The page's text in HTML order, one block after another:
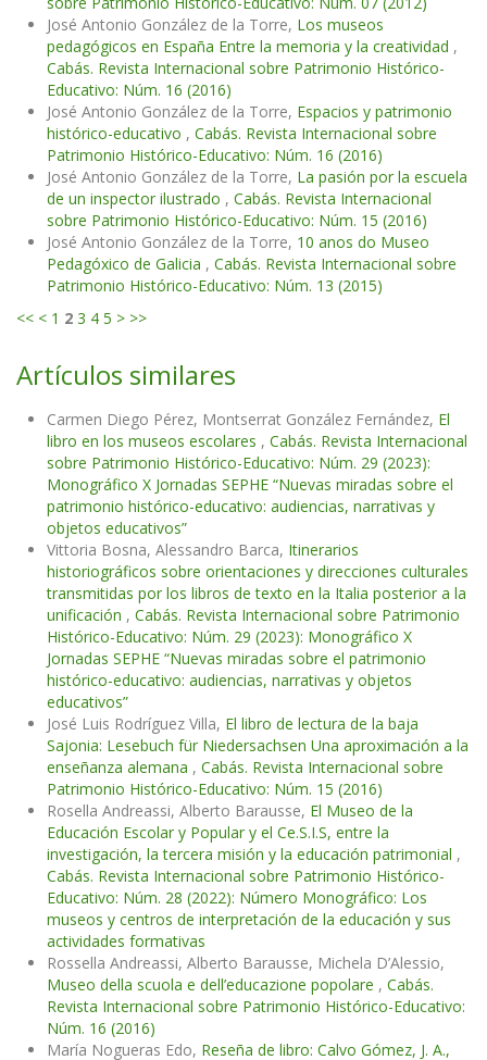
José Antonio González de la Torre, Los museos
pedagógicos en España Entre la memoria y la creatividad ,
Cabás. Revista Internacional sobre Patrimonio Histórico-
Educativo: Núm. 16 (2016)
José Antonio González de la Torre, Espacios y patrimonio
histórico-educativo , Cabás. Revista Internacional sobre
Patrimonio Histórico-Educativo: Núm. 16 (2016)
José Antonio González de la Torre, La pasión por la escuela
de un inspector ilustrado , Cabás. Revista Internacional
sobre Patrimonio Histórico-Educativo: Núm. 15 (2016)
José Antonio González de la Torre, 10 anos do Museo
Pedagóxico de Galicia , Cabás. Revista Internacional sobre
Patrimonio Histórico-Educativo: Núm. 13 (2015)
<< < 1 2 3 4 5 > >>
Artículos similares
Carmen Diego Pérez, Montserrat González Fernández, El
libro en los museos escolares , Cabás. Revista Internacional
sobre Patrimonio Histórico-Educativo: Núm. 29 (2023):
Monográfico X Jornadas SEPHE “Nuevas miradas sobre el
patrimonio histórico-educativo: audiencias, narrativas y
objetos educativos”
Vittoria Bosna, Alessandro Barca, Itinerarios
historiográficos sobre orientaciones y direcciones culturales
transmitidas por los libros de texto en la Italia posterior a la
unificación , Cabás. Revista Internacional sobre Patrimonio
Histórico-Educativo: Núm. 29 (2023): Monográfico X
Jornadas SEPHE “Nuevas miradas sobre el patrimonio
histórico-educativo: audiencias, narrativas y objetos
educativos”
José Luis Rodríguez Villa, El libro de lectura de la baja
Sajonia: Lesebuch für Niedersachsen Una aproximación a la
enseñanza alemana , Cabás. Revista Internacional sobre
Patrimonio Histórico-Educativo: Núm. 15 (2016)
Rosella Andreassi, Alberto Barausse, El Museo de la
Educación Escolar y Popular y el Ce.S.I.S, entre la
investigación, la tercera misión y la educación patrimonial ,
Cabás. Revista Internacional sobre Patrimonio Histórico-
Educativo: Núm. 28 (2022): Número Monográfico: Los
museos y centros de interpretación de la educación y sus
actividades formativas
Rossella Andreassi, Alberto Barausse, Michela D’Alessio,
Museo della scuola e dell’educazione popolare , Cabás.
Revista Internacional sobre Patrimonio Histórico-Educativo:
Núm. 16 (2016)
María Nogueras Edo, Reseña de libro: Calvo Gómez, J. A.,